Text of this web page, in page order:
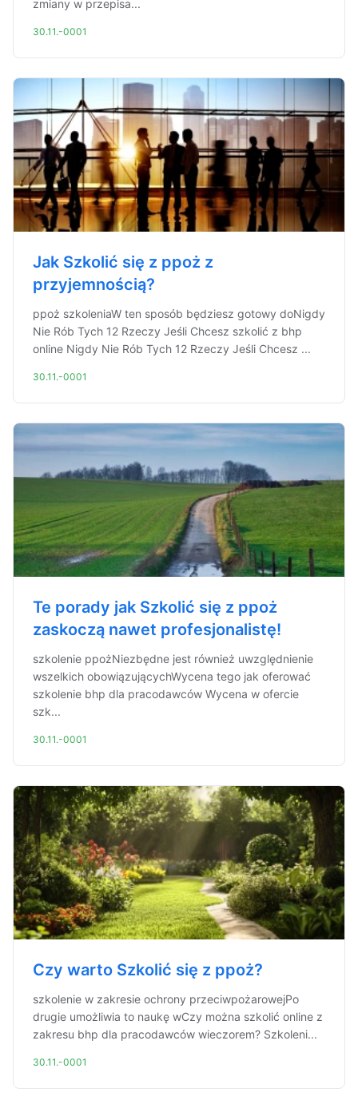
zmiany w przepisa...
30.11.-0001
Jak Szkolić się z ppoż z
przyjemnością?
ppoż szkoleniaW ten sposób będziesz gotowy doNigdy
Nie Rób Tych 12 Rzeczy Jeśli Chcesz szkolić z bhp
online Nigdy Nie Rób Tych 12 Rzeczy Jeśli Chcesz ...
30.11.-0001
Te porady jak Szkolić się z ppoż
zaskoczą nawet profesjonalistę!
szkolenie ppożNiezbędne jest również uwzględnienie
wszelkich obowiązującychWycena tego jak oferować
szkolenie bhp dla pracodawców Wycena w ofercie
szk...
30.11.-0001
Czy warto Szkolić się z ppoż?
szkolenie w zakresie ochrony przeciwpożarowejPo
drugie umożliwia to naukę wCzy można szkolić online z
zakresu bhp dla pracodawców wieczorem? Szkoleni...
30.11.-0001